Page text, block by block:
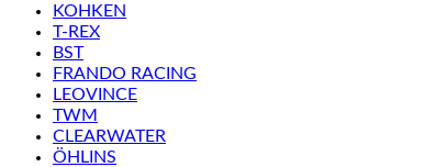
KOHKEN
T-REX
BST
FRANDO RACING
LEOVINCE
TWM
CLEARWATER
ÖHLINS